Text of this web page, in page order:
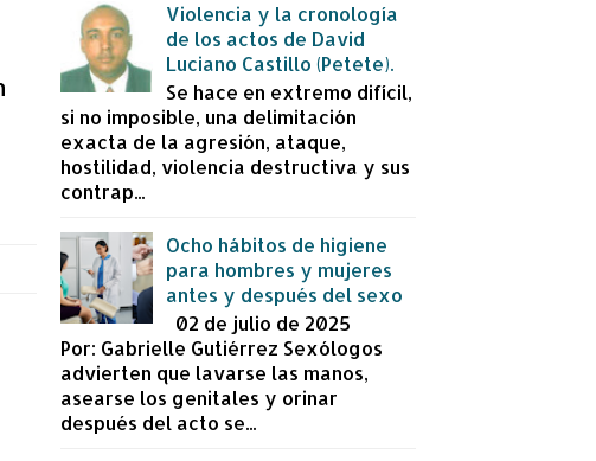
Violencia y la cronología
de los actos de David
Luciano Castillo (Petete).
Se hace en extremo difícil,
si no imposible, una delimitación
exacta de la agresión, ataque,
hostilidad, violencia destructiva y sus
contrap...
Ocho hábitos de higiene
para hombres y mujeres
antes y después del sexo
02 de julio de 2025
Por: Gabrielle Gutiérrez Sexólogos
advierten que lavarse las manos,
asearse los genitales y orinar
después del acto se...